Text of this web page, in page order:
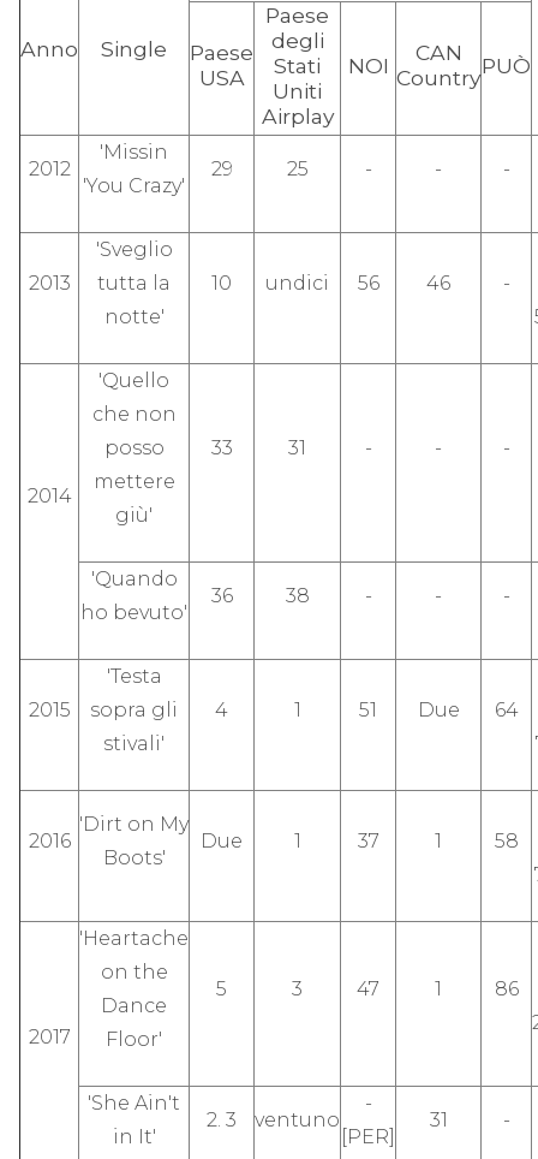
Anno Single
Paese
USA
Paese
degli
Stati
Uniti
Airplay
NOI
CAN
CountryPUÒ
2012
'Missin
'You Crazy'
29 25 - - -
2013
'Sveglio
tutta la
notte'
10 undici 56 46
-
2014
'Quello
che non
posso
mettere
giù'
33 31 - - -
'Quando
ho bevuto'
36 38 - - -
2015
'Testa
sopra gli
stivali'
4 1 51 Due
64
2016
'Dirt on My
Boots'
Due 1 37 1
58
2017
'Heartache
on the
Dance
Floor'
5 3 47 1
86
'She Ain't
in It'
2. 3 ventuno
-
[PER]
31 -